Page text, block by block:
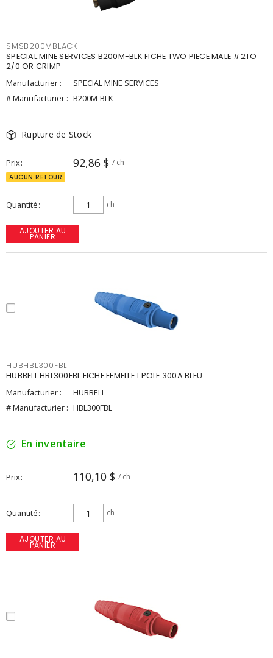
SMSB200MBLACK
SPECIAL MINE SERVICES B200M-BLK FICHE TWO PIECE MALE #2TO
2/0 OR CRIMP
Manufacturier :
SPECIAL MINE SERVICES
# Manufacturier : B200M-BLK
Rupture de Stock
Prix 92,86 $ / ch
AUCUN RETOUR
Quantité ch
AJOUTER AU
PANIER
HUBHBL300FBL
HUBBELL HBL300FBL FICHE FEMELLE 1 POLE 300A BLEU
Manufacturier :
HUBBELL
# Manufacturier : HBL300FBL
En inventaire
Prix 110,10 $ / ch
Quantité ch
AJOUTER AU
PANIER